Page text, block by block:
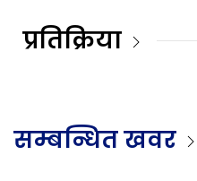
प्रतिक्रिया
सम्बन्धित खवर